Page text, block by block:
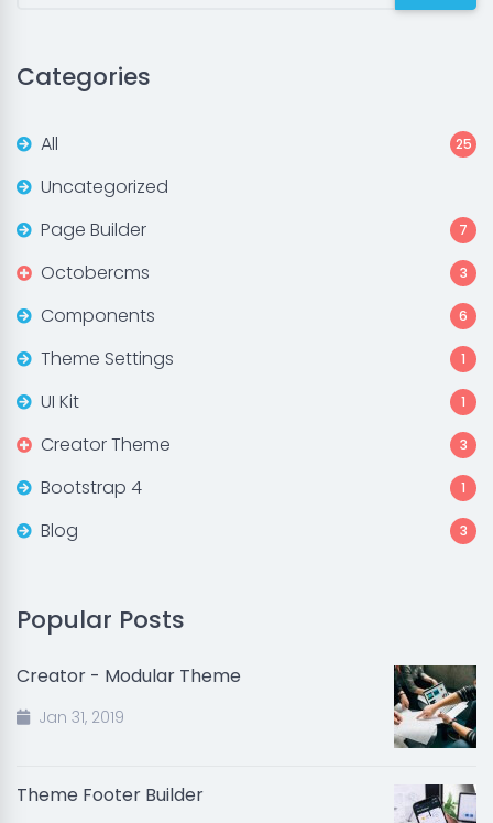
Categories
All 25
Uncategorized
Page Builder
7
Octobercms 3
Components 6
Theme Settings 1
UI Kit 1
Creator Theme 3
Bootstrap 4 1
Blog 3
Popular Posts
Creator - Modular Theme
Jan 31, 2019
Theme Footer Builder